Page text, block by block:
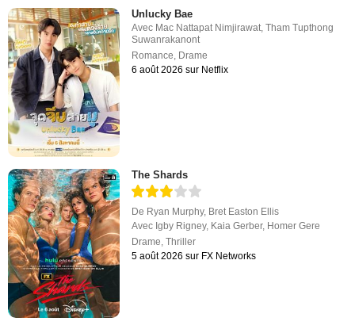
Unlucky Bae
Avec Mac Nattapat Nimjirawat ,Tham Tupthong
Suwanrakanont
Romance Drame
6 août 2026 sur Netflix
The Shards
De Ryan Murphy, Bret Easton Ellis
Avec Igby Rigney, Kaia Gerber, Homer Gere
Drame,Thriller
5 août 2026 sur FX Networks